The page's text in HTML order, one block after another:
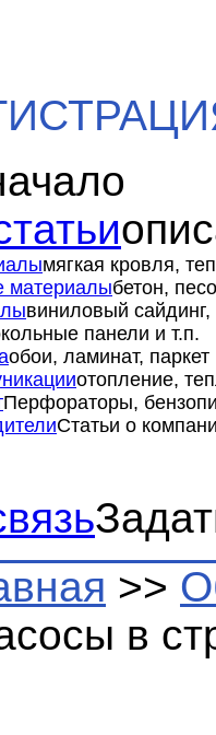
мягкая кровля,
материалыбетон,
виниловый сайдинг,
панели и т.п.
обои, ламинат, паркет
отопление,
Перфораторы,
Статьи о
>>
в